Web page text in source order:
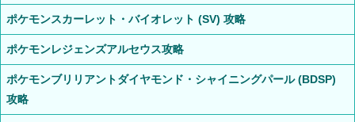
ポケモンスカーレット・バイオレット (SV) 攻略
ポケモンレジェンズアルセウス攻略
ポケモンブリリアントダイヤモンド・シャイニングパール (BDSP)
攻略